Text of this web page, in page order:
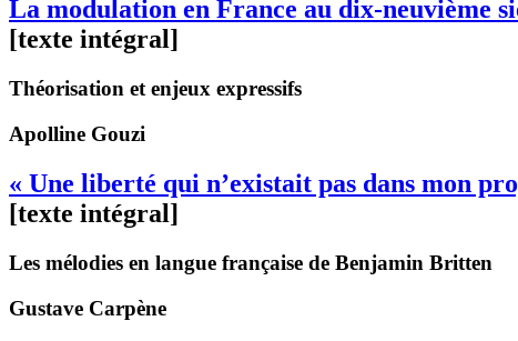
La modulation en France au dix-neuvième
[texte intégral]
Théorisation et enjeux expressifs
Apolline Gouzi
« Une liberté qui n’existait pas dans mon
[texte intégral]
Les mélodies en langue française de Benjamin Britten
Gustave Carpène